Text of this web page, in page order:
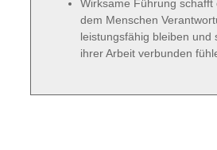
Wirksame Führung schafft
dem Menschen
leistungsfähig bleiben und
ihrer Arbeit verbunden